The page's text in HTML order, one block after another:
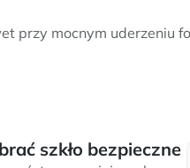
przy mocnym uderzeniu
szkło bezpieczne